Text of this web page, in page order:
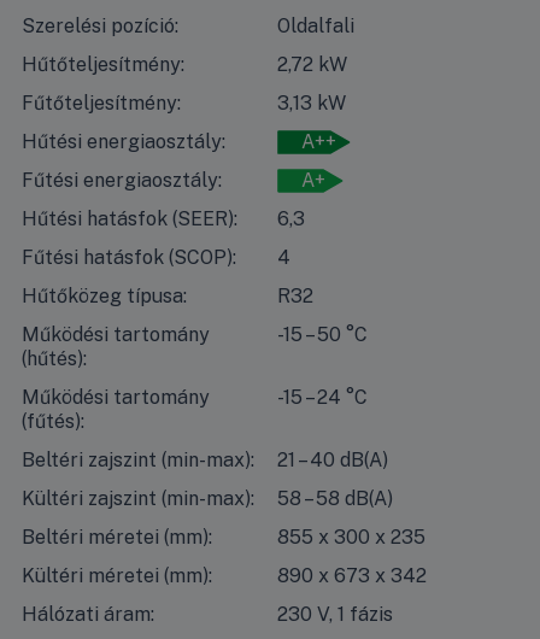
Szerelési pozíció:
Oldalfali
Hűtőteljesítmény:
2,72 kW
Fűtőteljesítmény:
3,13 kW
Hűtési energiaosztály:
A++
Fűtési energiaosztály:
A+
Hűtési hatásfok (SEER):
6,3
Fűtési hatásfok (SCOP):
4
Hűtőközeg típusa:
R32
Működési tartomány
(hűtés):
-15 – 50 °C
Működési tartomány
(fűtés):
-15 – 24 °C
Beltéri zajszint (min-max):
21 – 40 dB(A)
Kültéri zajszint (min-max):
58 – 58 dB(A)
Beltéri méretei (mm):
855 x 300 x 235
Kültéri méretei (mm):
890 x 673 x 342
Hálózati áram:
230 V, 1 fázis